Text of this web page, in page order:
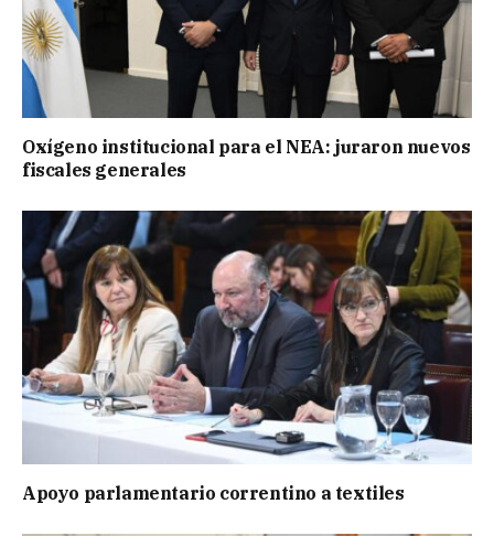
Oxígeno institucional para el NEA: juraron nuevos
fiscales generales
Apoyo parlamentario correntino a textiles